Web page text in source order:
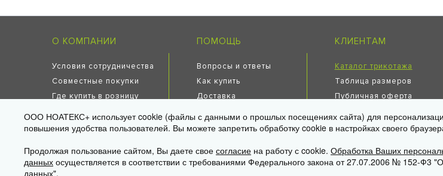
О КОМПАНИИ
Условия сотрудничества
Совместные покупки
Где купить в розницу
ПОМОЩЬ
Вопросы и ответы
Как купить
Доставка
тендеров
КЛИЕНТАМ
Каталог трикотажа
Таблица размеров
Публичная оферта
Политика
конфиденциальности
© 2009—2026 «НОАТЕКС+» —
трикотаж оптом от производителя
Юр. адрес: 125581, г. Москва, ул. Ляпидевского, д. 4, кв. 158
Склад/самовывоз: 141595, МО, Солнечногорск, дер. Ложки, «Есипово», стр. 16А, пом. 3
ООО НОАТЕКС+ использует cookie (файлы с данными о прошлых посещениях сайта) для
повышения удобства пользователей. Вы можете запретить обработку cookie в настройках своего
Продолжая пользование сайтом, Вы даете свое согласие на работу с cookie. Обработка Ваших
данных осуществляется в соответствии с требованиями Федерального закона от 27.07.2006 № 152-Ф3
данных".